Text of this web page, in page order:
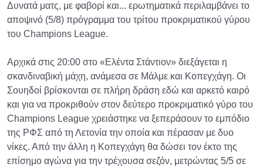
Δυνατά ματς, με φαβορί και... ερωτηματικά περιλαμβάνει το
αποψινό (5/8) πρόγραμμα του τρίτου προκριματικού γύρου
του Champions League.
Αρχικά στις 20:00 στο «Ελέντα Στάντιον» διεξάγεται η
σκανδιναβική μάχη, ανάμεσα σε Μάλμε και Κοπεγχάγη. Οι
Σουηδοί βρίσκονται σε πλήρη δράση εδώ και αρκετό καιρό
και για να προκριθούν στον δεύτερο προκριματικό γύρο του
Champions League χρειάστηκε να ξεπεράσουν το εμπόδιο
της ΡΦΣ από τη Λετονία την οποία και πέρασαν με δυο
νίκες. Από την άλλη η Κοπεγχάγη θα δώσει τον έκτο της
επίσημο αγώνα για την τρέχουσα σεζόν, μετρώντας 5/5 σε